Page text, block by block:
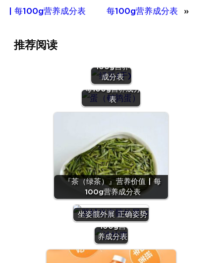
| 每100g营养成分表
每100g营养成分表
»
推荐阅读
100g营养
成分表
『蛋（鹌鹑
蛋）』营养价值 |
每100g营养成分
表
『茶（绿茶）』营养价值 | 每
100g营养成分表
坐姿髋外展 正确姿势
『沙拉
酱』营养
价值 | 每
100g营
养成分表